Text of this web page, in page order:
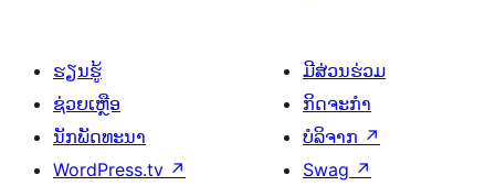
ຮຽນຮູ້
ຊ່ວຍເຫຼືອ
ນັກພັດທະນາ
WordPress.tv ↗
ມີສ່ວນຮ່ວມ
ກິດຈະກຳ
ບໍລິຈາກ ↗
Swag ↗